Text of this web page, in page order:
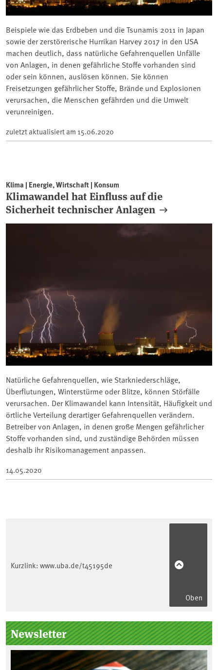
Beispiele wie das Erdbeben und die Tsunamis 2011 in Japan
sowie der zerstörerische Hurrikan Harvey 2017 in den USA
machen deutlich, dass natürliche Gefahrenquellen Unfälle
von Anlagen, in denen gefährliche Stoffe vorhanden sind
oder sein können, auslösen können. Sie können
Freisetzungen gefährlicher Stoffe, Brände und Explosionen
verursachen, die Menschen gefährden und die Umwelt
verunreinigen.
zuletzt aktualisiert am 15.06.2020
Klima | Energie, Wirtschaft | Konsum
Klimawandel hat Einfluss auf die
Sicherheit technischer Anlagen
Natürliche Gefahrenquellen, wie Starkniederschläge,
Überflutungen, Winterstürme oder Blitze, können Störfälle
verursachen. Der Klimawandel kann Intensität, Häufigkeit und
örtliche Verteilung derartiger Gefahrenquellen verändern.
Betreiber von Anlagen, in denen große Mengen gefährlicher
Stoffe vorhanden sind, und zuständige Behörden müssen
deshalb ihr Risikomanagement anpassen.
14.05.2020
Kurzlink: www.uba.de/t45195de
Oben
Seitenleiste
Newsletter